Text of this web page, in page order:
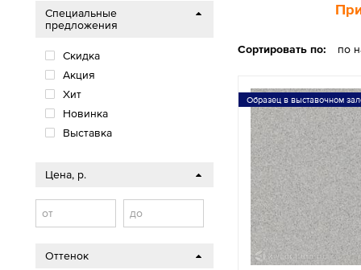
Сортировать по: по
Образец в выставочном
Специальные
предложения
Скидка
Акция
Хит
Новинка
Выставка
Цена, р.
от до
Оттенок